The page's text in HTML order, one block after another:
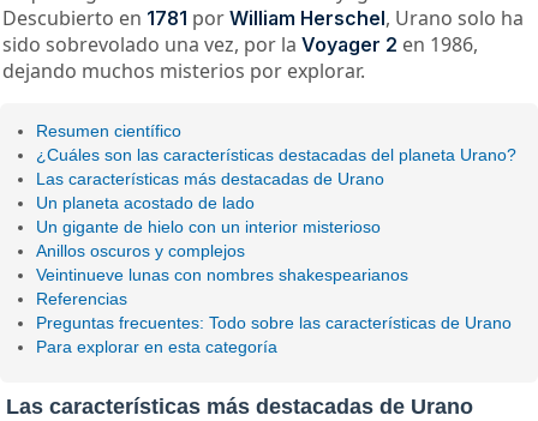
Descubierto en 1781 por William Herschel, Urano solo ha
sido sobrevolado una vez, por la Voyager 2 en 1986,
dejando muchos misterios por explorar.
Resumen científico
¿Cuáles son las características destacadas del planeta Urano?
Las características más destacadas de Urano
Un planeta acostado de lado
Un gigante de hielo con un interior misterioso
Anillos oscuros y complejos
Veintinueve lunas con nombres shakespearianos
Referencias
Preguntas frecuentes: Todo sobre las características de Urano
Para explorar en esta categoría
Las características más destacadas de Urano